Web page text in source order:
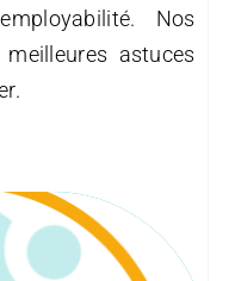
Nos
meilleures astuces